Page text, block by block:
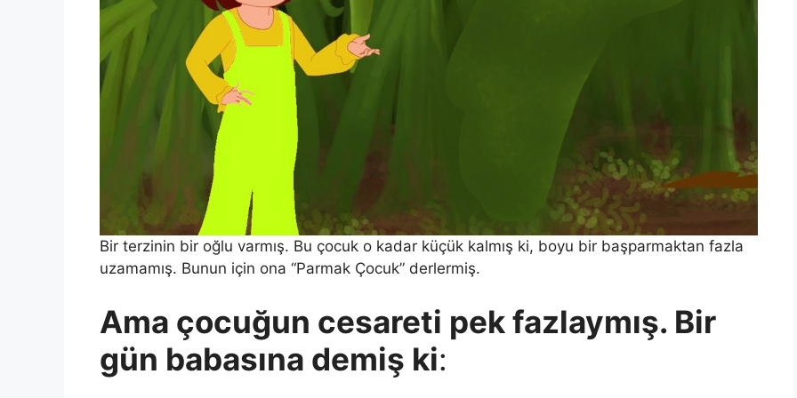
Bir terzinin bir oğlu varmış. Bu çocuk o kadar küçük kalmış ki, boyu bir başparmaktan fazla
uzamamış. Bunun için ona “Parmak Çocuk” derlermiş.
Ama çocuğun cesareti pek fazlaymış. Bir
gün babasına demiş ki: